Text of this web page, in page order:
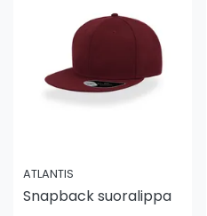
ATLANTIS
Snapback suoralippa